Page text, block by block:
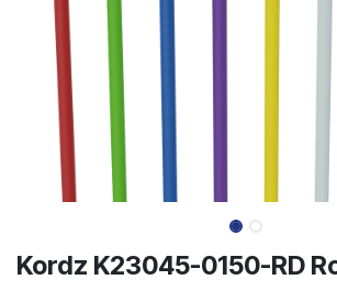
Kordz K23045-0150-RD